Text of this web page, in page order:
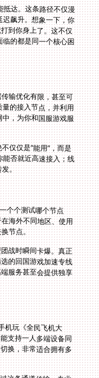
达。这条路径不仅漫
飙升。想象一下，你
到你身上了。这不仅
的都是同一个核心困
输优化有限，甚至可
的接入节点，并利用
，为你和国服游戏服
仅仅是“能用”，而是
量，这决定了你能否就近高速接入；线
。
个个测试哪个节点
海外不同地区、使用
节点。
战时瞬间卡爆。真正
的回国游戏加速专线
服务甚至会提供独享
机玩《全民飞机大
持一人多端设备同
，非常适合拥有多